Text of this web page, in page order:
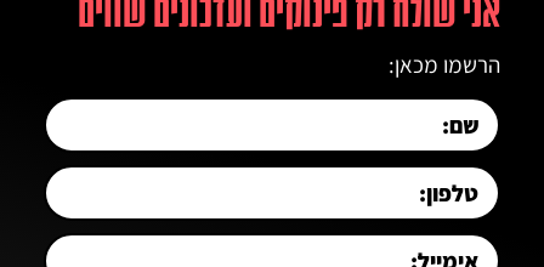
אני שולח רק פינוקים ועדכונים שווים
הרשמו מכאן: